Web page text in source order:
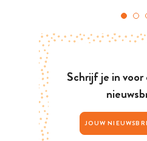
Schrijf je in